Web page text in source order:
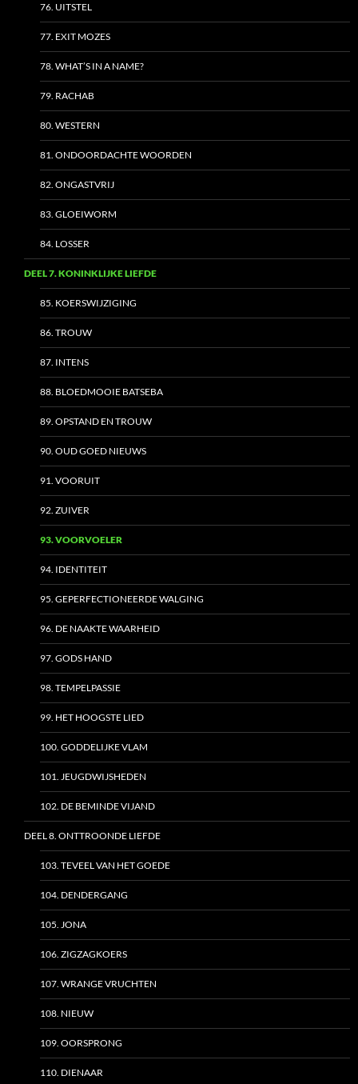
76. UITSTEL
77. EXIT MOZES
78. WHAT’S IN A NAME?
79. RACHAB
80. WESTERN
81. ONDOORDACHTE WOORDEN
82. ONGASTVRIJ
83. GLOEIWORM
84. LOSSER
DEEL 7. KONINKLIJKE LIEFDE
85. KOERSWIJZIGING
86. TROUW
87. INTENS
88. BLOEDMOOIE BATSEBA
89. OPSTAND EN TROUW
90. OUD GOED NIEUWS
91. VOORUIT
92. ZUIVER
93. VOORVOELER
94. IDENTITEIT
95. GEPERFECTIONEERDE WALGING
96. DE NAAKTE WAARHEID
97. GODS HAND
98. TEMPELPASSIE
99. HET HOOGSTE LIED
100. GODDELIJKE VLAM
101. JEUGDWIJSHEDEN
102. DE BEMINDE VIJAND
DEEL 8. ONTTROONDE LIEFDE
103. TEVEEL VAN HET GOEDE
104. DENDERGANG
105. JONA
106. ZIGZAGKOERS
107. WRANGE VRUCHTEN
108. NIEUW
109. OORSPRONG
110. DIENAAR